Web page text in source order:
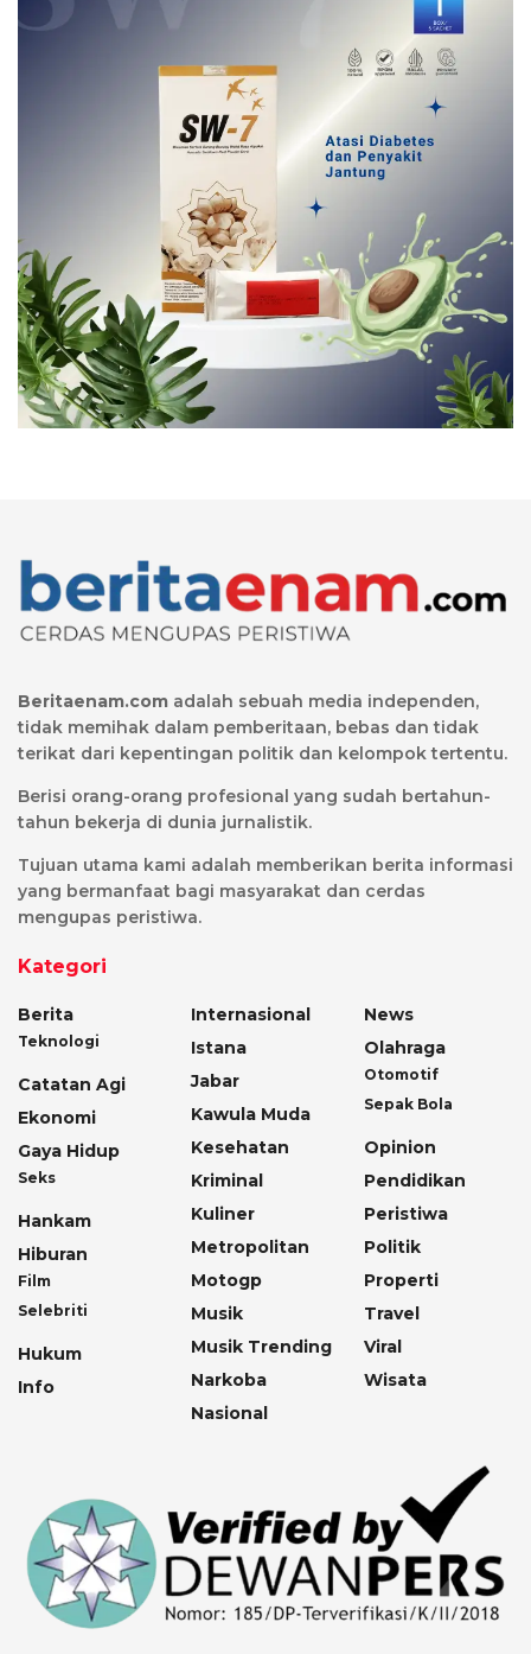
Beritaenam.com adalah sebuah media independen,
tidak memihak dalam pemberitaan, bebas dan tidak
terikat dari kepentingan politik dan kelompok tertentu.
Berisi orang-orang profesional yang sudah bertahun-
tahun bekerja di dunia jurnalistik.
Tujuan utama kami adalah memberikan berita informasi
yang bermanfaat bagi masyarakat dan cerdas
mengupas peristiwa.
Kategori
Berita
Teknologi
Catatan Agi
Ekonomi
Gaya Hidup
Seks
Hankam
Hiburan
Film
Selebriti
Hukum
Info
Internasional
Istana
Jabar
Kawula Muda
Kesehatan
Kriminal
Kuliner
Metropolitan
Motogp
Musik
Musik Trending
Narkoba
Nasional
News
Olahraga
Otomotif
Sepak Bola
Opinion
Pendidikan
Peristiwa
Politik
Properti
Travel
Viral
Wisata